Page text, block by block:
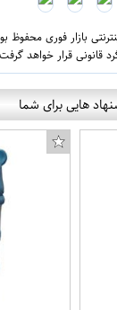
بازار فوری محفوظ
قانونی قرار خواهد گرفت
هایی برای شما